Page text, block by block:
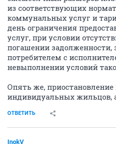
из соответствующих
коммунальных услуг и
день ограничения
услуг, при условии
погашении задолженности,
потребителем с
невыполнении условий
Опять же, приостановление
индивидуальных жильцов,
ОТВЕТИТЬ
InokV